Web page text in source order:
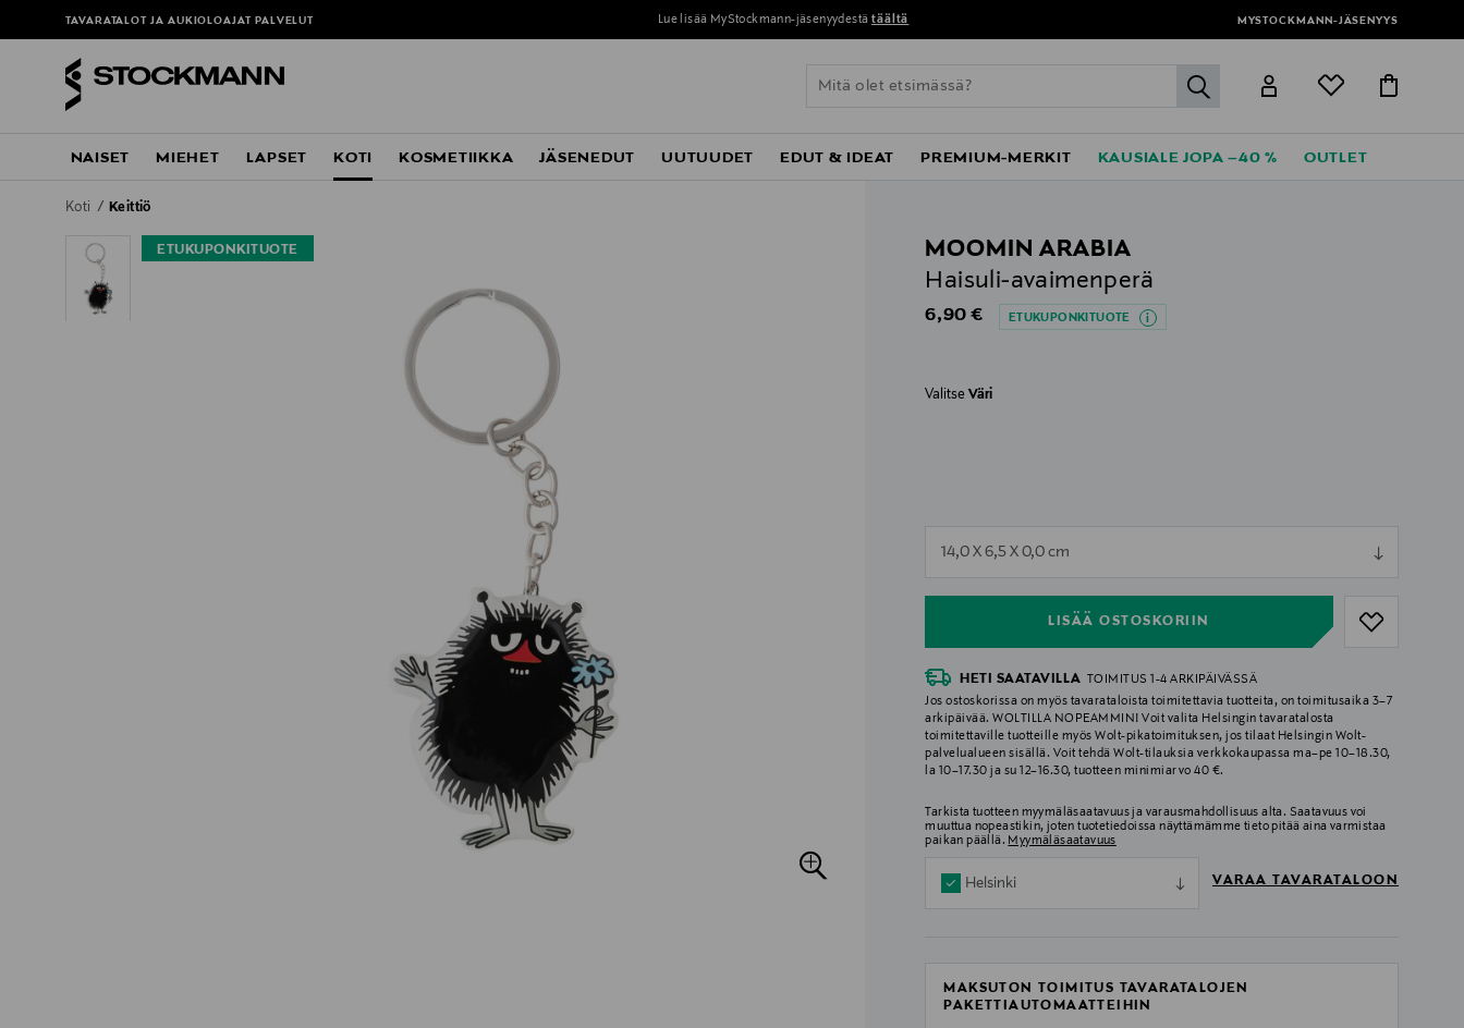
TAVARATALOT JA AUKIOLOAJAT PALVELUT Lue lisää MyStockmann-jäsenyydestä täältä MYSTOCKMANN-JÄSENYYS
label.header.go
NAISET MIEHET LAPSET KOTI KOSMETIIKKA JÄSENEDUT UUTUUDET EDUT & IDEAT PREMIUM-MERKIT KAUSIALE JOPA –40 % OUTLET
Koti Keittiö
ETUKUPONKITUOTE
MOOMIN ARABIA
Haisuli-avaimenperä
Original Price
6,90 € ETUKUPONKITUOTE
ValitseVäri
14,0 X 6,5 X 0,0 cm
LISÄÄ OSTOSKORIIN
null
HETI SAATAVILLA
TOIMITUS 1-4 ARKIPÄIVÄSSÄ
Jos ostoskorissa on myös tavarataloista toimitettavia tuotteita, on toimitusaika 3–7
arkipäivää. WOLTILLA NOPEAMMIN! Voit valita Helsingin tavaratalosta
toimitettaville tuotteille myös Wolt-pikatoimituksen, jos tilaat Helsingin Wolt-
palvelualueen sisällä. Voit tehdä Wolt-tilauksia verkkokaupassa ma–pe 10–18.30,
la 10–17.30 ja su 12–16.30, tuotteen minimiarvo 40 €.
Tarkista tuotteen myymäläsaatavuus ja varausmahdollisuus alta. Saatavuus voi
muuttua nopeastikin, joten tuotetiedoissa näyttämämme tieto pitää aina varmistaa
paikan päällä. Myymäläsaatavuus
Helsinki VARAA TAVARATALOON
MAKSUTON TOIMITUS TAVARATALOJEN
PAKETTIAUTOMAATTEIHIN